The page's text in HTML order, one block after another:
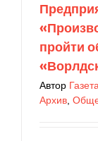
пройти
Автор
Архив